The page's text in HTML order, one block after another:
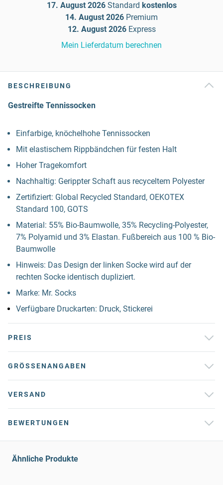
17. August 2026 Standard kostenlos
14. August 2026 Premium
12. August 2026 Express
Mein Lieferdatum berechnen
BESCHREIBUNG
Gestreifte Tennissocken
Einfarbige, knöchelhohe Tennissocken
Mit elastischem Rippbändchen für festen Halt
Hoher Tragekomfort
Nachhaltig: Gerippter Schaft aus recyceltem Polyester
Zertifiziert: Global Recycled Standard, OEKOTEX
Standard 100, GOTS
Material: 55% Bio-Baumwolle, 35% Recycling-Polyester,
7% Polyamid und 3% Elastan. Fußbereich aus 100 % Bio-
Baumwolle
Hinweis: Das Design der linken Socke wird auf der
rechten Socke identisch dupliziert.
Marke: Mr. Socks
Verfügbare Druckarten: Druck, Stickerei
PREIS
GRÖSSENANGABEN
VERSAND
BEWERTUNGEN
Ähnliche Produkte